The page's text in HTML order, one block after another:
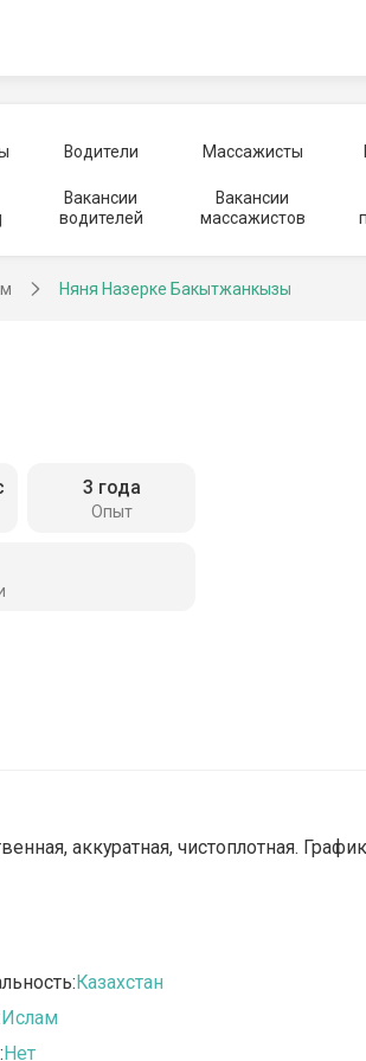
Водители Массажисты
Вакансии
водителей
Вакансии
массажистов
Няня Назерке Бакытжанкызы
Опыт
3 года
аккуратная, чистоплотная.
Казахстан
Ислам
Нет